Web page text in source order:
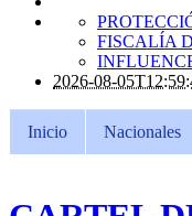
FISCALÍA
2026-08-
Inicio Nacionales